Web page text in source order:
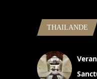
THAILANDE